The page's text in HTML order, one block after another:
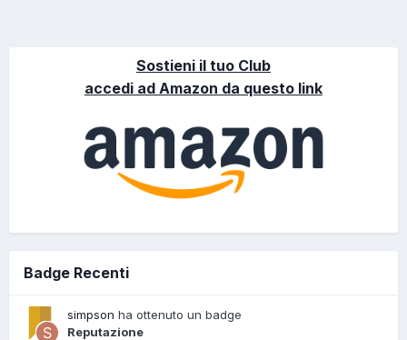
Sostieni il tuo Club
accedi ad Amazon da questo link
Badge Recenti
simpson ha ottenuto un badge
Reputazione